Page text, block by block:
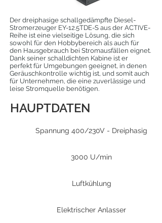
Der dreiphasige schallgedämpfte Diesel-
Stromerzeuger EY-12.5TDE-S aus der ACTIVE-
Reihe ist eine vielseitige Lösung, die sich
sowohl für den Hobbybereich als auch für
den Hausgebrauch bei Stromausfällen eignet.
Dank seiner schalldichten Kabine ist er
perfekt für Umgebungen geeignet, in denen
Geräuschkontrolle wichtig ist, und somit auch
für Unternehmen, die eine zuverlässige und
leise Stromquelle benötigen.
HAUPTDATEN
Spannung 400/230V - Dreiphasig
3000 U/min
Luftkühlung
Elektrischer Anlasser